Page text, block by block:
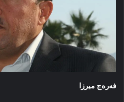
فەرەج میرزا